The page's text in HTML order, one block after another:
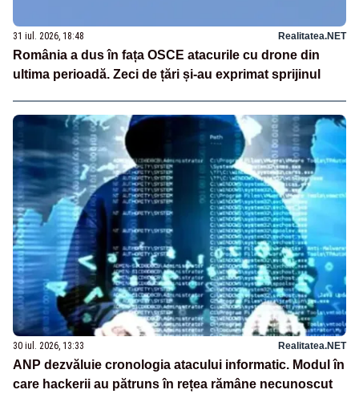
31 iul. 2026, 18:48 Realitatea.NET
România a dus în fața OSCE atacurile cu drone din
ultima perioadă. Zeci de țări și-au exprimat sprijinul
30 iul. 2026, 13:33 Realitatea.NET
ANP dezvăluie cronologia atacului informatic. Modul în
care hackerii au pătruns în rețea rămâne necunoscut